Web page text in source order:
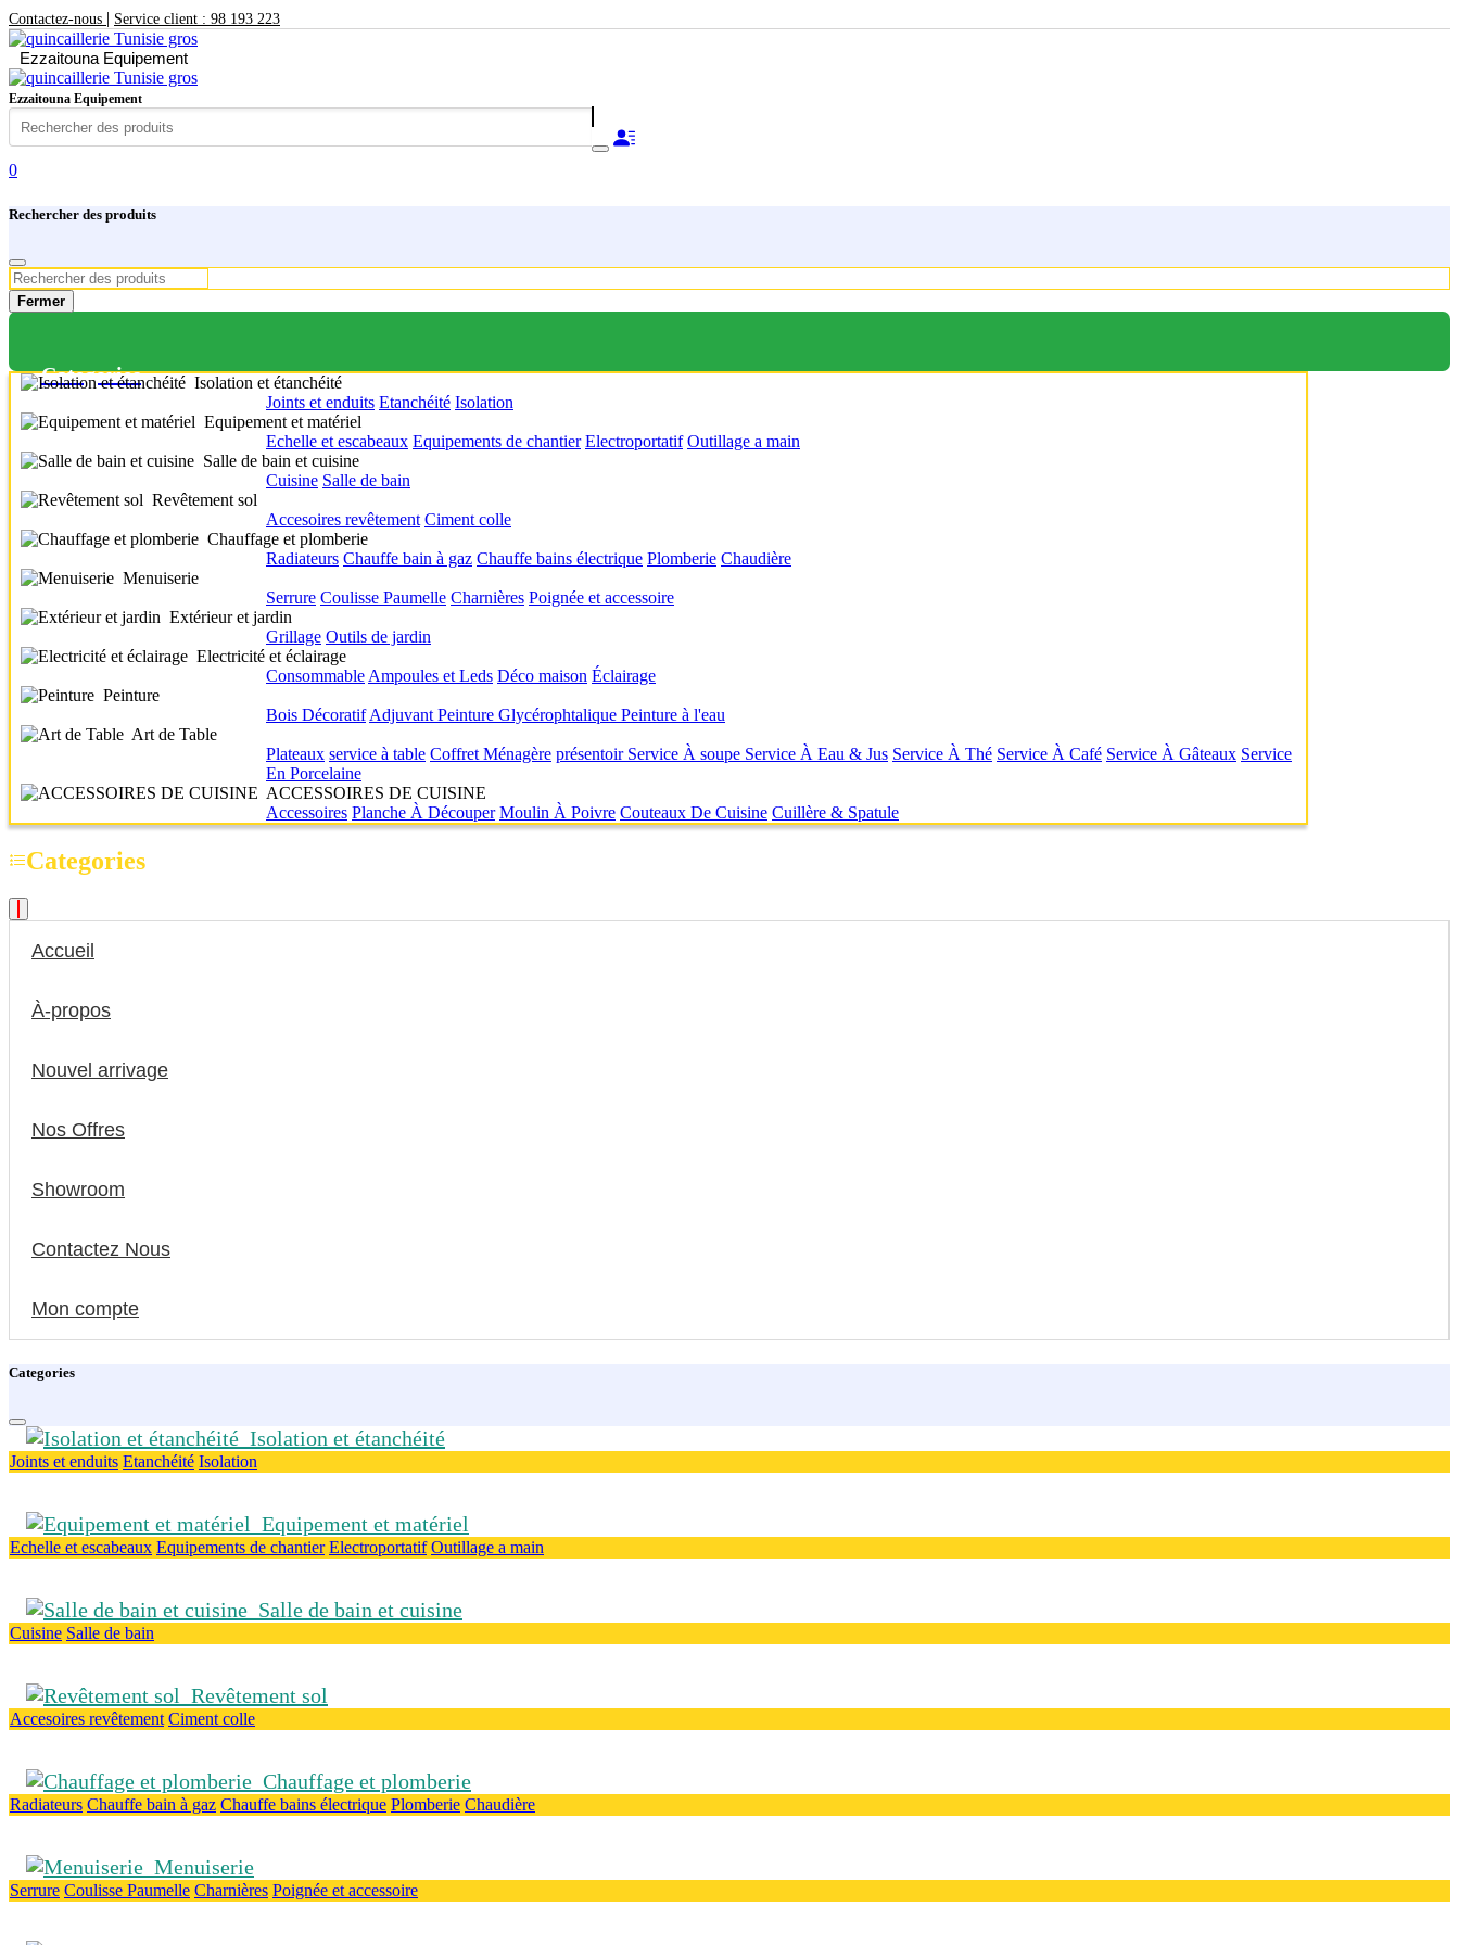
Contactez-nous | Service client : 98 193 223
Ezzaitouna Equipement
Ezzaitouna Equipement
0
Rechercher des produits
Fermer
Categories
Isolation et étanchéité
Joints et enduits Etanchéité Isolation
Equipement et matériel
Echelle et escabeaux Equipements de chantier Electroportatif Outillage a main
Salle de bain et cuisine
Cuisine Salle de bain
Revêtement sol
Accesoires revêtement Ciment colle
Chauffage et plomberie
Radiateurs Chauffe bain à gaz Chauffe bains électrique Plomberie Chaudière
Menuiserie
Serrure Coulisse Paumelle Charnières Poignée et accessoire
Extérieur et jardin
Grillage Outils de jardin
Electricité et éclairage
Consommable Ampoules et Leds Déco maison Éclairage
Peinture
Bois Décoratif Adjuvant Peinture Glycérophtalique Peinture à l'eau
Art de Table
Plateaux service à table Coffret Ménagère présentoir Service À soupe Service À Eau & Jus Service À Thé Service À Café Service À Gâteaux Service
En Porcelaine
ACCESSOIRES DE CUISINE
Accessoires Planche À Découper Moulin À Poivre Couteaux De Cuisine Cuillère & Spatule
Categories
Accueil
À-propos
Nouvel arrivage
Nos Offres
Showroom
Contactez Nous
Mon compte
Categories
Isolation et étanchéité
Joints et enduits Etanchéité Isolation
Equipement et matériel
Echelle et escabeaux Equipements de chantier Electroportatif Outillage a main
Salle de bain et cuisine
Cuisine Salle de bain
Revêtement sol
Accesoires revêtement Ciment colle
Chauffage et plomberie
Radiateurs Chauffe bain à gaz Chauffe bains électrique Plomberie Chaudière
Menuiserie
Serrure Coulisse Paumelle Charnières Poignée et accessoire